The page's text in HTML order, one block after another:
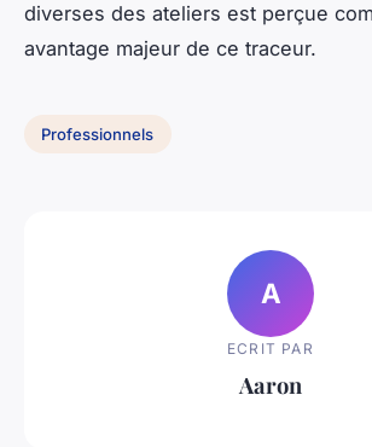
diverses des ateliers est perçue
avantage majeur de ce traceur.
Professionnels
A
ECRIT PAR
Aaron